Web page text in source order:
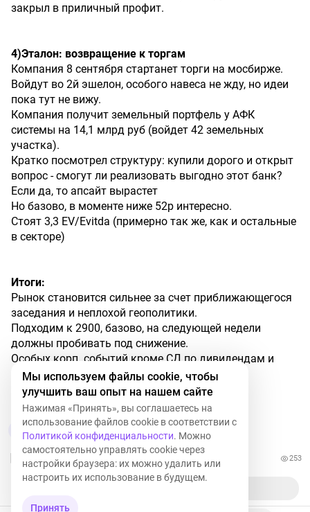
закрыл в приличный профит.
4)Эталон: возвращение к торгам
Компания 8 сентября стартанет торги на мосбирже.
Войдут во 2й эшелон, особого навеса не жду, но идеи
пока тут не вижу.
Компания получит земельный портфель у АФК
системы на 14,1 млрд руб (войдет 42 земельных
участка).
Кратко посмотрел структуру: купили дорого и открыт
вопрос - смогут ли реализовать выгодно этот банк?
Если да, то апсайт вырастет
Но базово, в моменте ниже 52р интересно.
Стоят 3,3 EV/Evitda (примерно так же, как и остальные
в секторе)
Итоги:
Рынок становится сильнее за счет приближающегося
заседания и неплохой геополитики.
Подходим к 2900, базово, на следующей недели
должны пробивать под снижение.
Особых корп. событий кроме СД по дивидендам и
редомициляций нет.
Отличного дня, друзья!
253
Мы используем файлы cookie, чтобы
улучшить ваш опыт на нашем сайте
Нажимая «Принять», вы соглашаетесь на
использование файлов cookie в соответствии с
Политикой конфиденциальности. Можно
самостоятельно управлять cookie через
настройки браузера: их можно удалить или
настроить их использование в будущем.
Принять